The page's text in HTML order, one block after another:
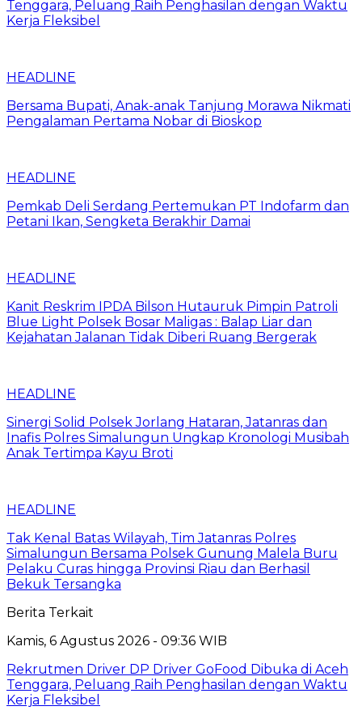
Tenggara, Peluang Raih Penghasilan dengan Waktu
Kerja Fleksibel
HEADLINE
Bersama Bupati, Anak-anak Tanjung Morawa Nikmati
Pengalaman Pertama Nobar di Bioskop
HEADLINE
Pemkab Deli Serdang Pertemukan PT Indofarm dan
Petani Ikan, Sengketa Berakhir Damai
HEADLINE
Kanit Reskrim IPDA Bilson Hutauruk Pimpin Patroli
Blue Light Polsek Bosar Maligas : Balap Liar dan
Kejahatan Jalanan Tidak Diberi Ruang Bergerak
HEADLINE
Sinergi Solid Polsek Jorlang Hataran, Jatanras dan
Inafis Polres Simalungun Ungkap Kronologi Musibah
Anak Tertimpa Kayu Broti
HEADLINE
Tak Kenal Batas Wilayah, Tim Jatanras Polres
Simalungun Bersama Polsek Gunung Malela Buru
Pelaku Curas hingga Provinsi Riau dan Berhasil
Bekuk Tersangka
Berita Terkait
Kamis, 6 Agustus 2026 - 09:36 WIB
Rekrutmen Driver DP Driver GoFood Dibuka di Aceh
Tenggara, Peluang Raih Penghasilan dengan Waktu
Kerja Fleksibel